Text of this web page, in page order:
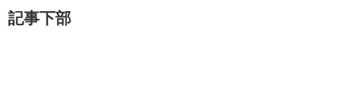
記事下部